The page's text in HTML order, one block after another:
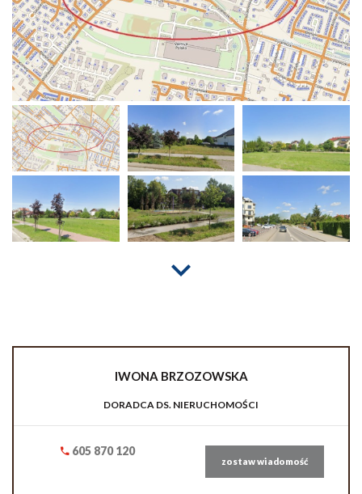
IWONA BRZOZOWSKA
DORADCA DS. NIERUCHOMOŚCI
605 870 120
zostaw wiadomość